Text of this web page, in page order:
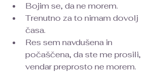
Bojim se, da ne morem.
Trenutno za to nimam dovolj
časa.
Res sem navdušena in
počaščena, da ste me prosili,
vendar preprosto ne morem.